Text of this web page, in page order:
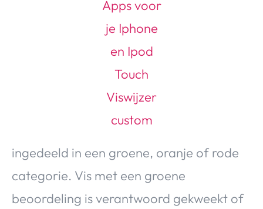
ingedeeld in een groene, oranje of rode
categorie. Vis met een groene
beoordeling is verantwoord gekweekt of